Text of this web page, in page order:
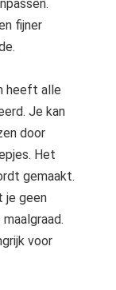
fijner
heeft alle
Je kan
door
Het
gemaakt.
je geen
voor